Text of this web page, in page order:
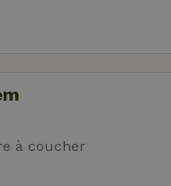
à coucher